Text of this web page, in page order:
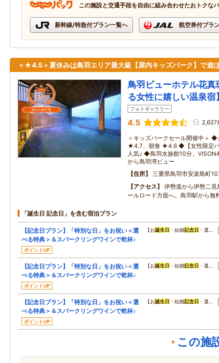
この施設と交通手段を自由に組み合わせたおトクな
新幹線/特急付プラン一覧へ 航空券付プラ
＜★4.5＞夏休みは鳥羽エリア最大級【屋内キッズパーク】で遊
鳥羽ビューホテル花真
る女性に嬉しい温泉宿
フォトギャラリー
4.5 2,627
＜キッズパークセール開催中＞
★4.7、朝食 ★4.6 ◆【女性限定バ
人気♪ ◆鳥羽水族館10分、
から鳥羽湾ビュー
住所
三重県鳥羽市安楽島町
アクセス
伊勢道から伊勢二
ールロード方面へ。鳥羽駅から無
「誕生日 記念日」を含む宿泊プラン
【記念日プラン】「特別な日」をお祝い＜選
べる特典＞＆スパークリングワインで乾杯♪
ポイントUP
【お誕生日 ・結婚記念日 ・還…
【記念日プラン】「特別な日」をお祝い＜選
べる特典＞＆スパークリングワインで乾杯♪
ポイントUP
【お誕生日 ・結婚記念日 ・還…
【記念日プラン】「特別な日」をお祝い＜選
べる特典＞＆スパークリングワインで乾杯♪
ポイントUP
【お誕生日 ・結婚記念日 ・還…
この施